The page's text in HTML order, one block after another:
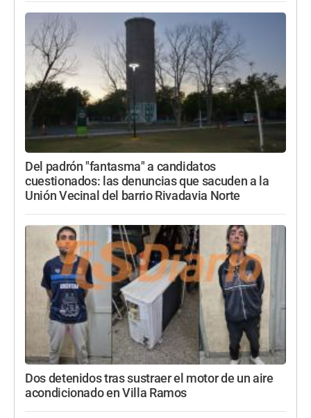
Del padrón "fantasma" a candidatos
cuestionados: las denuncias que sacuden a la
Unión Vecinal del barrio Rivadavia Norte
Dos detenidos tras sustraer el motor de un aire
acondicionado en Villa Ramos